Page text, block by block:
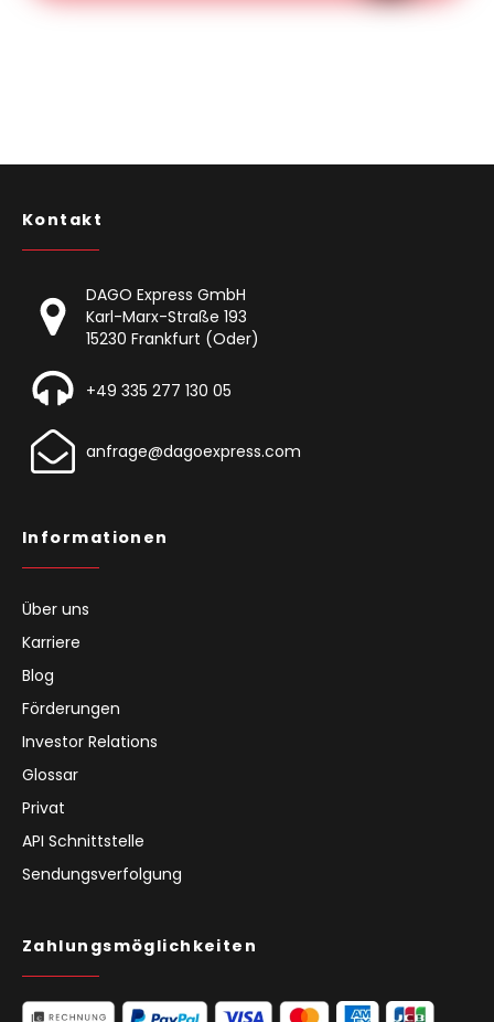
Kontakt
DAGO Express GmbH
Karl-Marx-Straße 193
15230 Frankfurt (Oder)
+49 335 277 130 05
anfrage@dagoexpress.com
Informationen
Über uns
Karriere
Blog
Förderungen
Investor Relations
Glossar
Privat
API Schnittstelle
Sendungsverfolgung
Zahlungsmöglichkeiten